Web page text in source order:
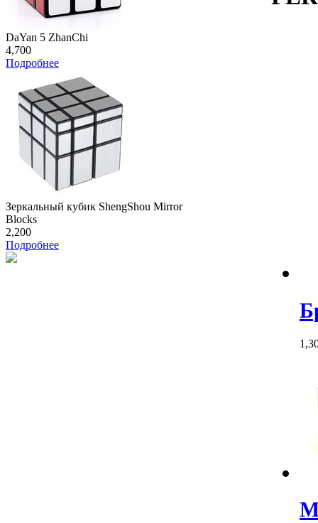
DaYan 5 ZhanChi
4,700
Подробнее
Зеркальный кубик ShengShou Mirror
Blocks
2,200
Подробнее